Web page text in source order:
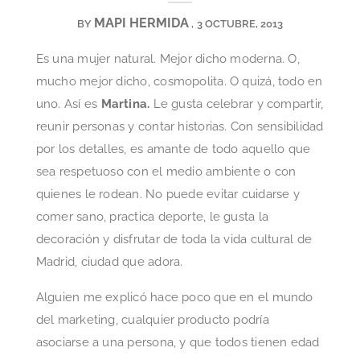
BY MAPI HERMIDA 3 OCTUBRE, 2013
Es una mujer natural. Mejor dicho moderna. O,
mucho mejor dicho, cosmopolita. O quizá, todo en
uno. Así es Martina. Le gusta celebrar y compartir,
reunir personas y contar historias. Con sensibilidad
por los detalles, es amante de todo aquello que
sea respetuoso con el medio ambiente o con
quienes le rodean. No puede evitar cuidarse y
comer sano, practica deporte, le gusta la
decoración y disfrutar de toda la vida cultural de
Madrid, ciudad que adora.
Alguien me explicó hace poco que en el mundo
del marketing, cualquier producto podría
asociarse a una persona, y que todos tienen edad